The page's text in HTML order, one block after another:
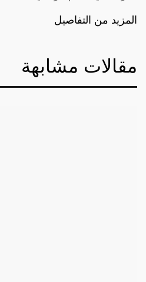
المزيد من التفاصيل
مقالات مشابهة